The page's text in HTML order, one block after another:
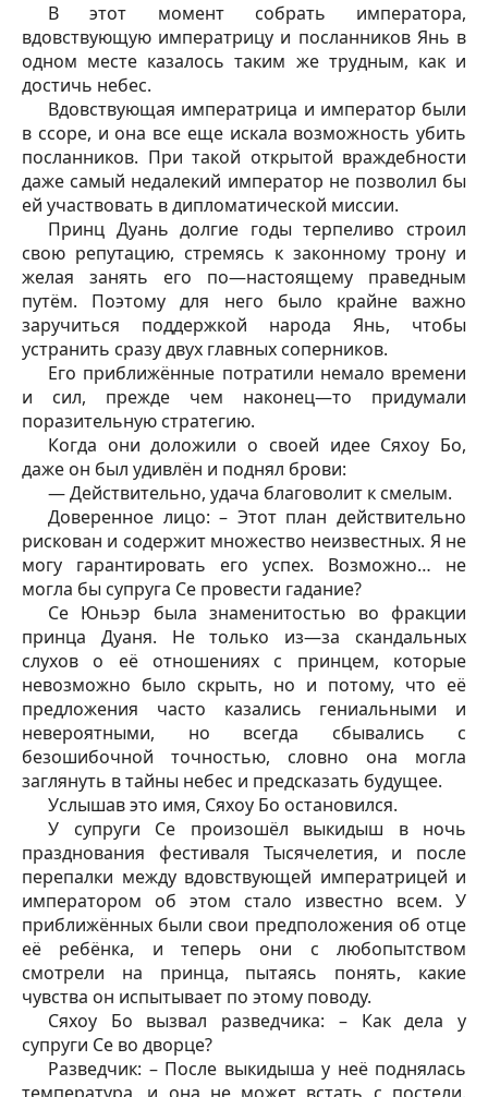
В этот момент собрать императора,
вдовствующую императрицу и посланников Янь в
одном месте казалось таким же трудным, как и
достичь небес.
Вдовствующая императрица и император были
в ссоре, и она все еще искала возможность убить
посланников. При такой открытой враждебности
даже самый недалекий император не позволил бы
ей участвовать в дипломатической миссии.
Принц Дуань долгие годы терпеливо строил
свою репутацию, стремясь к законному трону и
желая занять его по—настоящему праведным
путём. Поэтому для него было крайне важно
заручиться поддержкой народа Янь, чтобы
устранить сразу двух главных соперников.
Его приближённые потратили немало времени
и сил, прежде чем наконец—то придумали
поразительную стратегию.
Когда они доложили о своей идее Сяхоу Бо,
даже он был удивлён и поднял брови:
— Действительно, удача благоволит к смелым.
Доверенное лицо: – Этот план действительно
рискован и содержит множество неизвестных. Я не
могу гарантировать его успех. Возможно… не
могла бы супруга Се провести гадание?
Се Юньэр была знаменитостью во фракции
принца Дуаня. Не только из—за скандальных
слухов о её отношениях с принцем, которые
невозможно было скрыть, но и потому, что её
предложения часто казались гениальными и
невероятными, но всегда сбывались с
безошибочной точностью, словно она могла
заглянуть в тайны небес и предсказать будущее.
Услышав это имя, Сяхоу Бо остановился.
У супруги Се произошёл выкидыш в ночь
празднования фестиваля Тысячелетия, и после
перепалки между вдовствующей императрицей и
императором об этом стало известно всем. У
приближённых были свои предположения об отце
её ребёнка, и теперь они с любопытством
смотрели на принца, пытаясь понять, какие
чувства он испытывает по этому поводу.
Сяхоу Бо вызвал разведчика: – Как дела у
супруги Се во дворце?
Разведчик: – После выкидыша у неё поднялась